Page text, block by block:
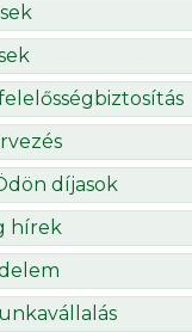
díjasok
hírek